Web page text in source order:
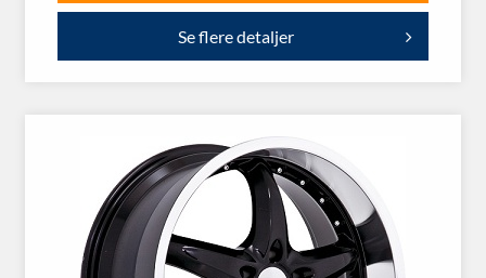
Se flere detaljer